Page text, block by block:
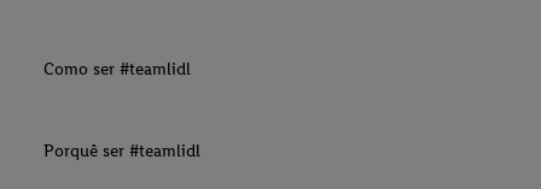
Como ser #teamlidl
Porquê ser #teamlidl